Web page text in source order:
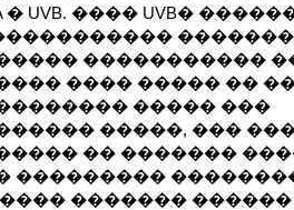
� UVB. ���� UVB�
�����������
���� ����� ��
����� ���
�����, ��� ���
�� �������
���������
�������